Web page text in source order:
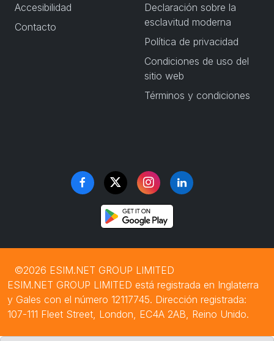
Accesibilidad
Contacto
Declaración sobre la
esclavitud moderna
Política de privacidad
Condiciones de uso del
sitio web
Términos y condiciones
©2026 ESIM.NET GROUP LIMITED
ESIM.NET GROUP LIMITED está registrada en Inglaterra
y Gales con el número 12117745. Dirección registrada:
107-111 Fleet Street, London, EC4A 2AB, Reino Unido.